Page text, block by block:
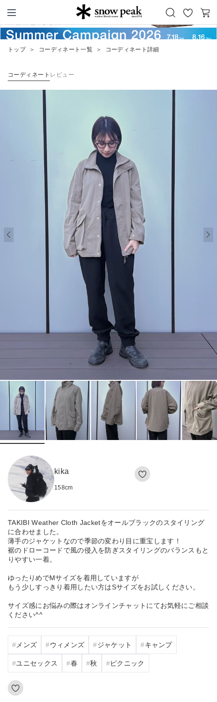
Snow Peak
お
カ
ー
トップ ＞ コーディネート一覧 ＞ コーディネート詳細
コーディネート レビュー
kika
158cm
TAKIBI Weather Cloth Jacketをオールブラックのスタイリング
に合わせました。
薄手のジャケットなので季節の変わり目に重宝します！
裾のドローコードで風の侵入を防ぎスタイリングのバランスもと
りやすい一着。
ゆったりめでMサイズを着用していますが
もう少しすっきり着用したい方はSサイズをお試しください。
サイズ感にお悩みの際はオンラインチャットにてお気軽にご相談
ください^^
メンズ ウィメンズ ジャケット キャンプ
ユニセックス 春 秋 ピクニック